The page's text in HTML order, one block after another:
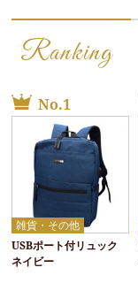
Ranking
No.1
雑貨・その他
USBポート付リュック
ネイビー